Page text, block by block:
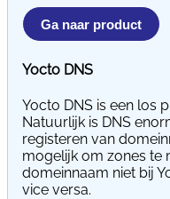
Ga naar product
Yocto DNS
Yocto DNS is een los
Natuurlijk is DNS
registeren van
mogelijk om zones te
domeinnaam niet bij
vice versa.